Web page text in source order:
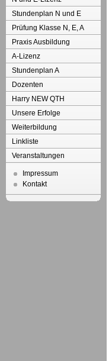
Stundenplan N und E
Prüfung Klasse N, E, A
Praxis Ausbildung
A-Lizenz
Stundenplan A
Dozenten
Harry NEW QTH
Unsere Erfolge
Weiterbildung
Linkliste
Veranstaltungen
Impressum
Kontakt